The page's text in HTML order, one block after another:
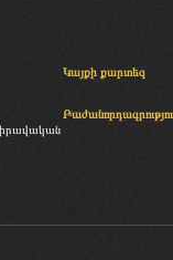
իրավական
Կայքի քարտեզ